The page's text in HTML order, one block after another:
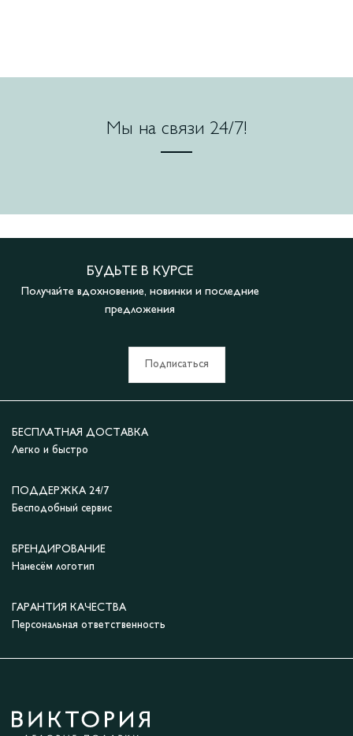
Мы на связи 24/7!
БУДЬТЕ В КУРСЕ
Получайте вдохновение, новинки и последние
предложения
Подписаться
БЕСПЛАТНАЯ ДОСТАВКА
Легко и быстро
ПОДДЕРЖКА 24/7
Бесподобный сервис
БРЕНДИРОВАНИЕ
Нанесём логотип
ГАРАНТИЯ КАЧЕСТВА
Персональная ответственность